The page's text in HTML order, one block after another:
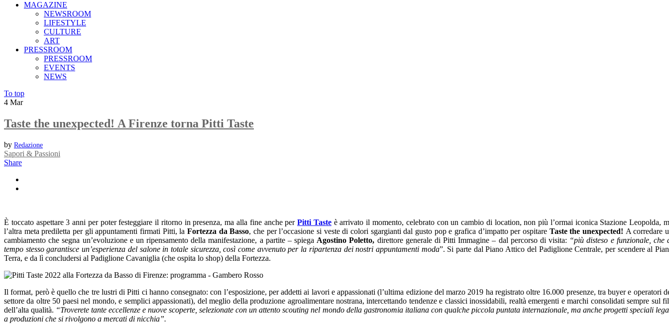
MAGAZINE
NEWSROOM
LIFESTYLE
CULTURE
ART
PRESSROOM
PRESSROOM
EVENTS
NEWS
To top
4 Mar
Taste the unexpected! A Firenze torna Pitti Taste
by Redazione
Sapori & Passioni
Share
È toccato aspettare 3 anni per poter festeggiare il ritorno in presenza, ma alla fine anche perPitti Tasteè arrivato il momento, celebrato con un cambio di location, non più l’ormai iconica Stazione Leopolda,
l’altra meta prediletta per gli appuntamenti firmati Pitti, la Fortezza da Basso, che per l’occasione si veste di colori sgargianti dal gusto pop e grafica d’impatto per ospitare Taste the unexpected! A corredare
cambiamento che segna un’evoluzione e un ripensamento della manifestazione, a partite – spiega Agostino Poletto, direttore generale di Pitti Immagine – dal percorso di visita: “più disteso e funzionale, che
tempo stesso garantisce un’esperienza del salone in totale sicurezza, così come avvenuto per la ripartenza dei nostri appuntamenti moda”. Si parte dal Piano Attico del Padiglione Centrale, per scendere al
Terra, e da lì concludersi al Padiglione Cavaniglia (che ospita lo shop) della Fortezza.
Il format, però è quello che tre lustri di Pitti ci hanno consegnato: con l’esposizione, per addetti ai lavori e appassionati (l’ultima edizione del marzo 2019 ha registrato oltre 16.000 presenze, tra buyer e operatori
settore da oltre 50 paesi nel mondo, e semplici appassionati), del meglio della produzione agroalimentare nostrana, intercettando tendenze e classici inossidabili, realtà emergenti e marchi consolidati sempre sul
dell’alta qualità. “Troverete tante eccellenze e nuove scoperte, selezionate con un attento scouting nel mondo della gastronomia italiana con qualche piccola puntata internazionale, ma anche progetti speciali
a produzioni che si rivolgono a mercati di nicchia”.